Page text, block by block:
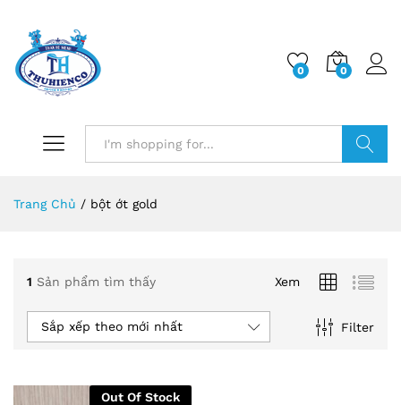
0 0
Trang Chủ / bột ớt gold
1 Sản phẩm tìm thấy Xem
Filter
Sắp xếp theo mới nhất
Out Of Stock